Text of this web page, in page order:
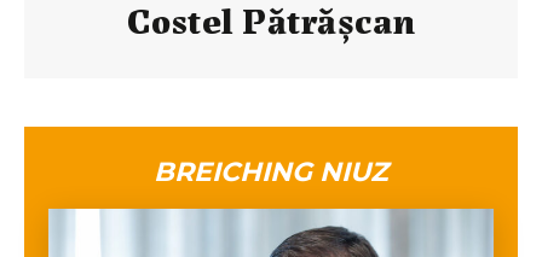
Costel Pătrăşcan
BREICHING NIUZ